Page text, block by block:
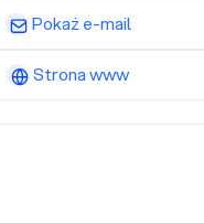
Pokaż e-mail
Strona www